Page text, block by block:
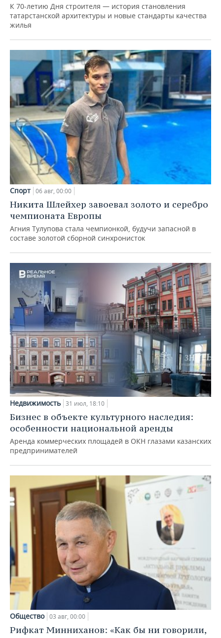
К 70-летию Дня строителя — история становления
татарстанской архитектуры и новые стандарты качества
жилья
Спорт 06 авг, 00:00
Никита Шлейхер завоевал золото и серебро
чемпионата Европы
Агния Тулупова стала чемпионкой, будучи запасной в
составе золотой сборной синхронисток
Недвижимость 31 июл, 18:10
Бизнес в объекте культурного наследия:
особенности национальной аренды
Аренда коммерческих площадей в ОКН глазами казанских
предпринимателей
Общество 03 авг, 00:00
Рифкат Минниханов: «Как бы ни говорили,